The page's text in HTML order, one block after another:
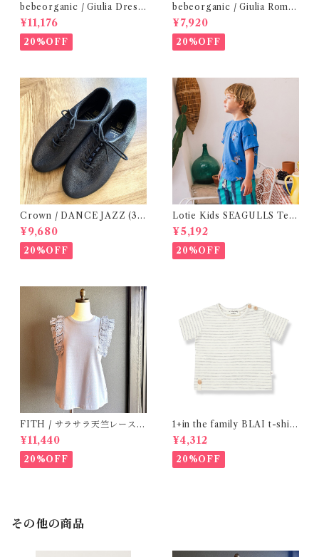
bebeorganic / Giulia Dress
Lagoon Check (2-6y)
¥11,176
20%OFF
bebeorganic / Giulia Romp
er Lagoon Check( 6・12ｍ)
¥7,920
20%OFF
Crown / DANCE JAZZ (3:2
2cm / 6:24-24,5 ) Black
¥9,680
20%OFF
Lotie Kids SEAGULLS Tee
(12m- 8Y)
¥5,192
20%OFF
FITH / サラサラ天竺レースT
シャツ (BL) / 145・155
¥11,440
20%OFF
1+in the family BLAI t-shirt
(Grey)
¥4,312
20%OFF
その他の商品